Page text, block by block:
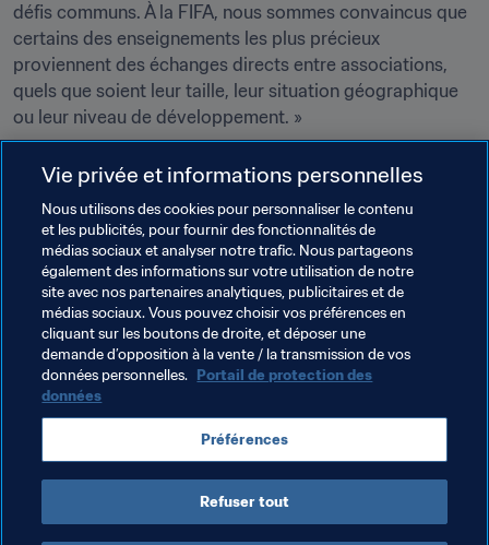
défis communs. À la FIFA, nous sommes convaincus que
certains des enseignements les plus précieux
proviennent des échanges directs entre associations,
quels que soient leur taille, leur situation géographique
ou leur niveau de développement. »
Thèmes en lien
Football Unites the World
Associations Membres Organisation
Coupe du Monde de la FIFA 2026™ Cabo Verde
CAF Brazil CONMEBOL
Vie privée et informations personnelles
Nous utilisons des cookies pour personnaliser le contenu
et les publicités, pour fournir des fonctionnalités de
médias sociaux et analyser notre trafic. Nous partageons
également des informations sur votre utilisation de notre
site avec nos partenaires analytiques, publicitaires et de
médias sociaux. Vous pouvez choisir vos préférences en
cliquant sur les boutons de droite, et déposer une
demande d’opposition à la vente / la transmission de vos
données personnelles. Portail de protection des
données
Préférences
Refuser tout